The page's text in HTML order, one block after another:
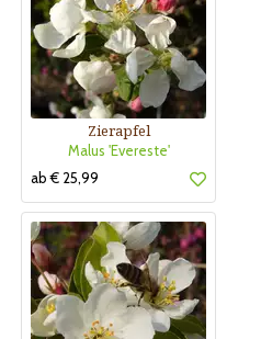
Zierapfel
Malus 'Evereste'
ab € 25,99